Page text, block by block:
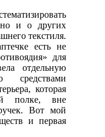
и о других
текстиля.
есть не
для
отдельную
которая
полке, вне
Вот мой
и первая